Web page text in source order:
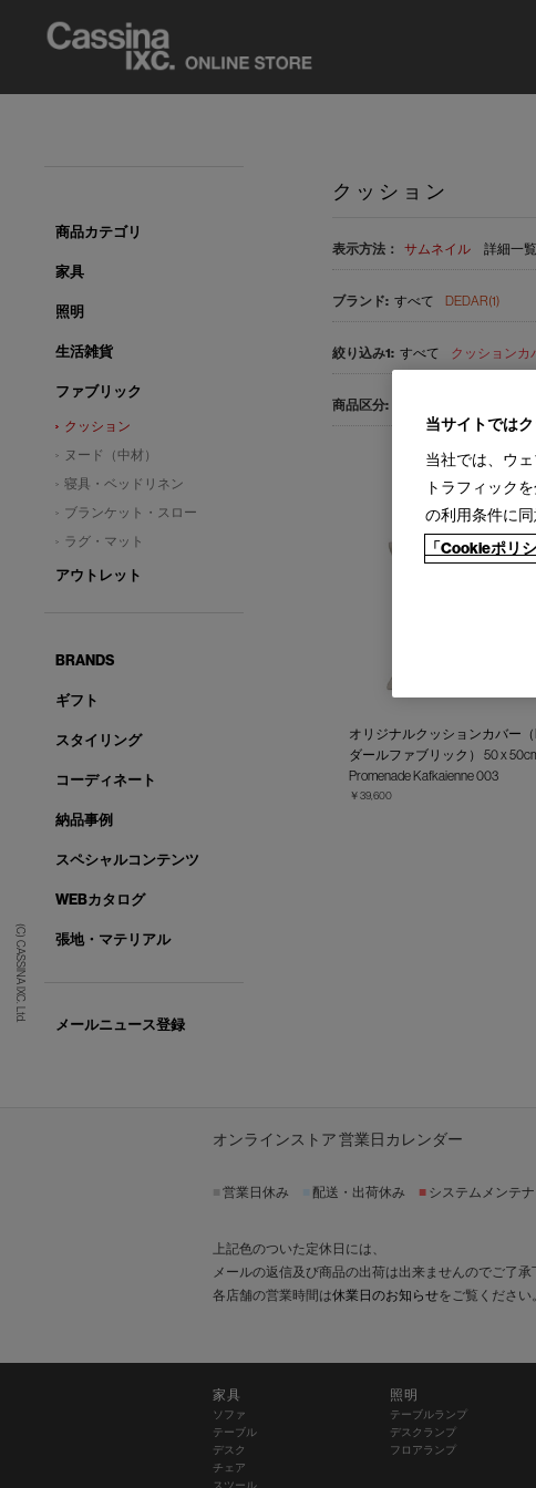
(C) CASSINA IXC. Ltd.
クッション
表示方法： サムネイル 詳細一覧
すべて DEDAR(1)
すべて クッションカ
オリジナルクッションカバー（
ダールファブリック） 50 x
Promenade Kafkaienne 003
￥39,600
商品カテゴリ
家具
照明
生活雑貨
ファブリック
クッション
ヌード（中材）
寝具・ベッドリネン
ブランケット・スロー
ラグ・マット
アウトレット
BRANDS
ギフト
スタイリング
コーディネート
納品事例
スペシャルコンテンツ
WEBカタログ
張地・マテリアル
メールニュース登録
オンラインストア 営業日カレンダー
営業日休み 配送・出荷休み ■ システムメンテナ
上記色のついた定休日には、
メールの返信及び商品の出荷は出来ませんのでご了承
各店舗の営業時間は休業日のお知らせをご覧ください。
家具
ソファ
テーブル
デスク
チェア
スツール
照明
テーブルランプ
デスクランプ
フロアランプ
当サイトでは
当社では、ウ
トラフィック
の利用条件に同
「Cookieポリ